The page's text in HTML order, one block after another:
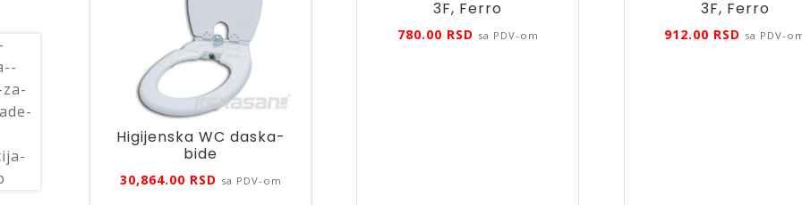
Higijenska WC daska-
bide
30,864.00 RSD sa PDV-om
3F, Ferro
780.00 RSD sa PDV-om
3F, Ferro
912.00 RSD sa PDV-